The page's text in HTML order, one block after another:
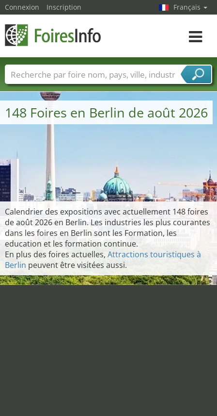
148 Foires en Berlin de août 2026
Calendrier des expositions avec actuellement 148 foires
de août 2026 en Berlin. Les industries les plus courantes
dans les foires en Berlin sont les Formation, les
education et les formation continue.
En plus des foires actuelles, Attractions touristiques à
Berlin peuvent être visitées aussi.
Connexion Inscription Français
Toggle
Foire noms Pays Villes
Secteurs de foire
Secteurs du fournisseur de services